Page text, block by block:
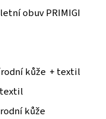
obuv PRIMIGI
kůže + textil
kůže